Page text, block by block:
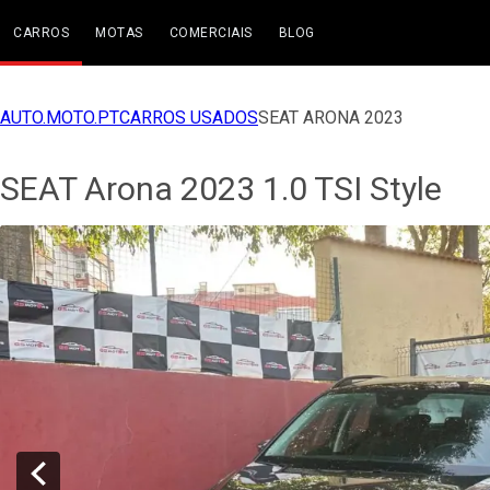
CARROS MOTAS COMERCIAIS BLOG
AUTO.MOTO.PTCARROS USADOSSEAT ARONA 2023
SEAT Arona 2023 1.0 TSI Style